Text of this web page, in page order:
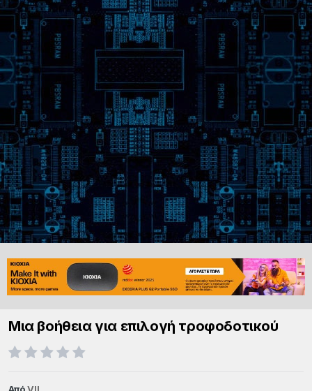
Μια βοήθεια για επιλογή τροφοδοτικού